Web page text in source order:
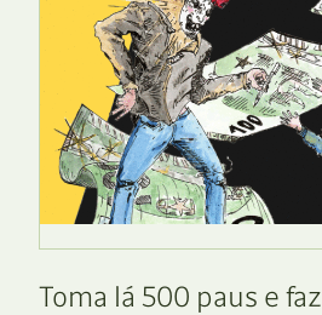
Toma lá 500 paus e